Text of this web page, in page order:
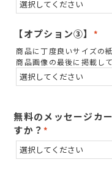
【オプション③】
(
必
)
商品に丁度良いサイズの
商品画像の最後に掲載し
無料のメッセージカ
すか？
(
必